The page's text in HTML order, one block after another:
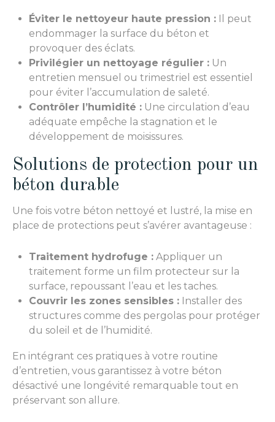
Éviter le nettoyeur haute pression : Il peut
endommager la surface du béton et
provoquer des éclats.
Privilégier un nettoyage régulier : Un
entretien mensuel ou trimestriel est essentiel
pour éviter l’accumulation de saleté.
Contrôler l’humidité : Une circulation d’eau
adéquate empêche la stagnation et le
développement de moisissures.
Solutions de protection pour un
béton durable
Une fois votre béton nettoyé et lustré, la mise en
place de protections peut s’avérer avantageuse :
Traitement hydrofuge : Appliquer un
traitement forme un film protecteur sur la
surface, repoussant l’eau et les taches.
Couvrir les zones sensibles : Installer des
structures comme des pergolas pour protéger
du soleil et de l’humidité.
En intégrant ces pratiques à votre routine
d’entretien, vous garantissez à votre béton
désactivé une longévité remarquable tout en
préservant son allure.